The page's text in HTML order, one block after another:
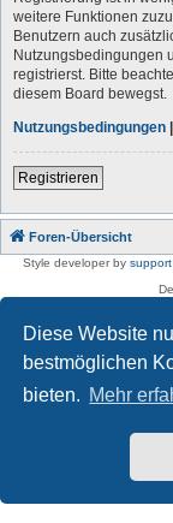
Diese Website
bestmöglichen
bieten. Mehr
weitere Funktionen
Benutzern auch
Nutzungsbedingungen
registrierst. Bitte
diesem Board bewegst.
Nutzungsbedingungen |
Registrieren
Foren-Übersicht
Style developer by